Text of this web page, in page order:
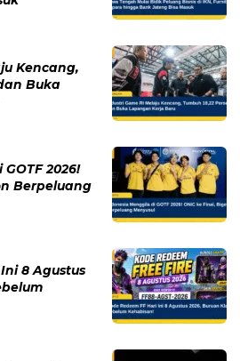
Kencang,
Buka
2026!
Berpeluang
8 Agustus